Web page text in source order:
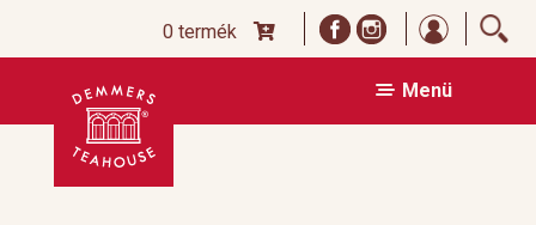
0 termék
Ugrás
navigációhoz
Kilépés
tartalomba
Menü